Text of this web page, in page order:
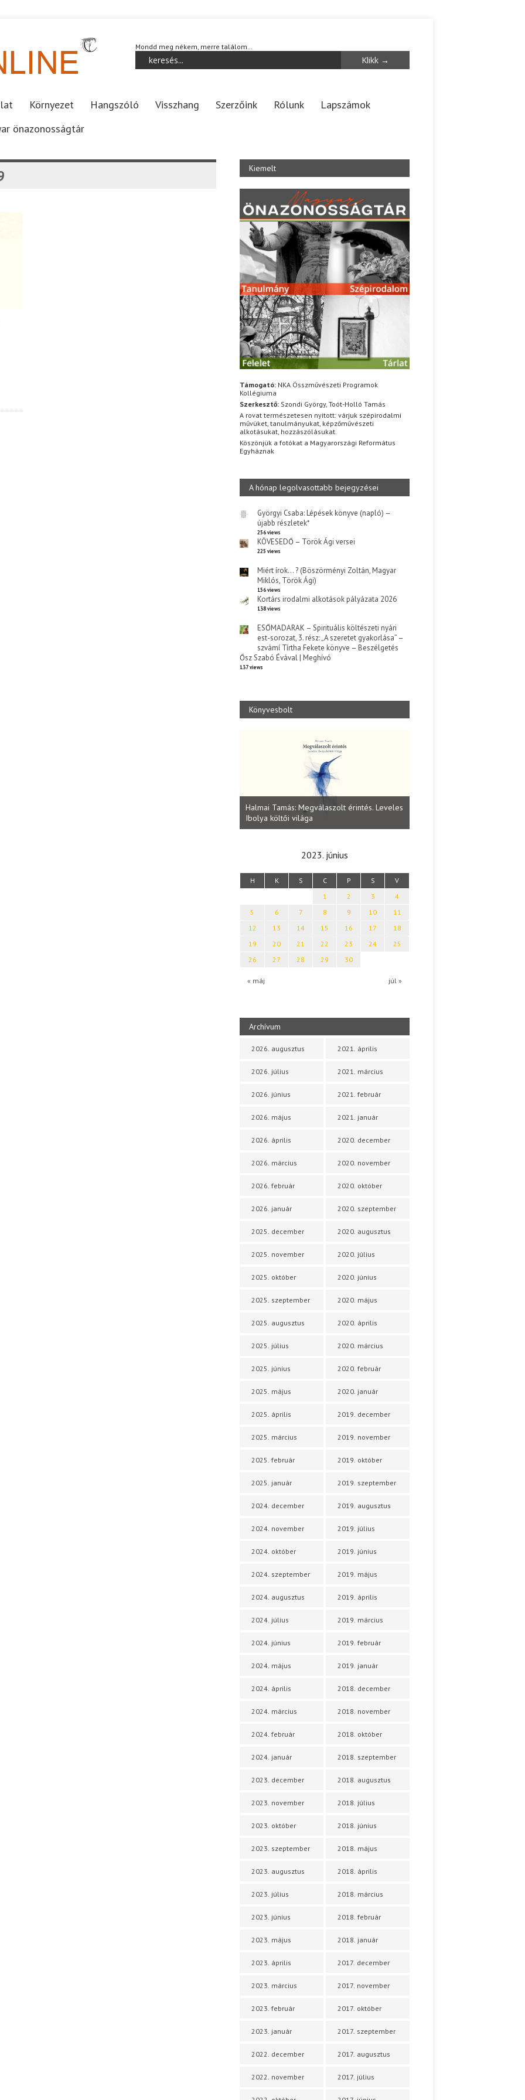
Mondd meg nékem, merre találom…
Környezet Hangszóló Visszhang Szerzőink Rólunk
Lapszámok
önazonosságtár
Kiemelt
Támogató: NKA Összművészeti Programok
Kollégiuma
Szerkesztő: Szondi György, Toót-Holló Tamás
A rovat természetesen nyitott: várjuk szépirodalmi
művüket, tanulmányukat, képzőművészeti
alkotásukat, hozzászólásukat.
Köszönjük a fotókat a Magyarországi Református
Egyháznak
A hónap legolvasottabb bejegyzései
Györgyi Csaba: Lépések könyve (napló) –
újabb részletek*
256 views
KÖVESEDŐ – Török Ági versei
225 views
Miért írok… ? (Böszörményi Zoltán, Magyar
Miklós, Török Ági)
156 views
Kortárs irodalmi alkotások pályázata 2026
138 views
ESŐMADARAK – Spirituális költészeti nyári
est-sorozat, 3. rész: „A szeretet gyakorlása” –
szvámí Tírtha Fekete könyve – Beszélgetés
Ősz Szabó Évával | Meghívó
137 views
Könyvesbolt
Halmai Tamás: Megválaszolt érintés. Leveles
Ibolya költői világa
2023. június
H K S C P S V
« máj júl »
1 2 3
4
5
6 7 8 9 10
11
12
13 14 15 16 17
18
19
20 21 22 23 24
25
26
27 28 29 30
Archívum
2026. augusztus
2026. július
2026. június
2026. május
2026. április
2026. március
2026. február
2026. január
2025. december
2025. november
2025. október
2025. szeptember
2025. augusztus
2025. július
2025. június
2025. május
2025. április
2025. március
2025. február
2025. január
2024. december
2024. november
2024. október
2024. szeptember
2024. augusztus
2024. július
2024. június
2024. május
2024. április
2024. március
2024. február
2024. január
2023. december
2023. november
2023. október
2023. szeptember
2023. augusztus
2023. július
2023. június
2023. május
2023. április
2023. március
2023. február
2023. január
2022. december
2022. november
2021. április
2021. március
2021. február
2021. január
2020. december
2020. november
2020. október
2020. szeptember
2020. augusztus
2020. július
2020. június
2020. május
2020. április
2020. március
2020. február
2020. január
2019. december
2019. november
2019. október
2019. szeptember
2019. augusztus
2019. július
2019. június
2019. május
2019. április
2019. március
2019. február
2019. január
2018. december
2018. november
2018. október
2018. szeptember
2018. augusztus
2018. július
2018. június
2018. május
2018. április
2018. március
2018. február
2018. január
2017. december
2017. november
2017. október
2017. szeptember
2017. augusztus
2017. július